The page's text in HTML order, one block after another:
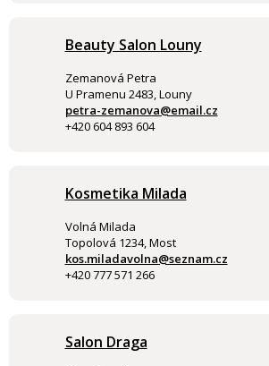
Beauty Salon Louny
Zemanová Petra
U Pramenu 2483, Louny
petra-zemanova@email.cz
+420 604 893 604
Kosmetika Milada
Volná Milada
Topolová 1234, Most
kos.miladavolna@seznam.cz
+420 777 571 266
Salon Draga